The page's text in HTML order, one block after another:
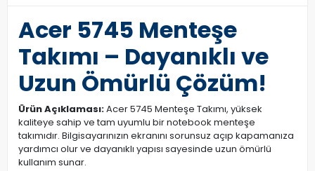
Acer 5745 Menteşe
Takımı – Dayanıklı ve
Uzun Ömürlü Çözüm!
Ürün Açıklaması:Acer 5745 Menteşe Takımı, yüksek
kaliteye sahip ve tam uyumlu bir notebook menteşe
takımıdır. Bilgisayarınızın ekranını sorunsuz açıp kapamanıza
yardımcı olur ve dayanıklı yapısı sayesinde uzun ömürlü
kullanım sunar.